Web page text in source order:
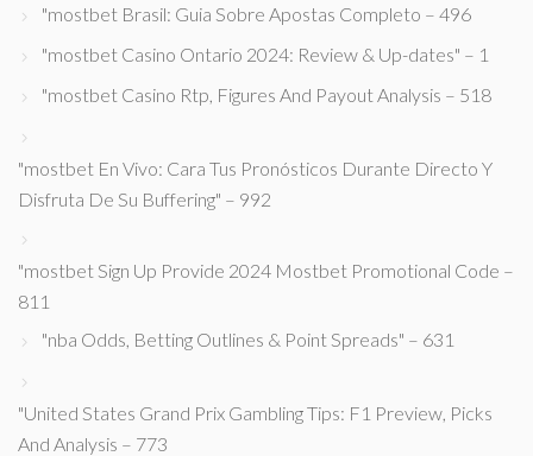
"mostbet Brasil: Guia Sobre Apostas Completo – 496
"mostbet Casino Ontario 2024: Review & Up-dates" – 1
"mostbet Casino Rtp, Figures And Payout Analysis – 518
"mostbet En Vivo: Cara Tus Pronósticos Durante Directo Y
Disfruta De Su Buffering" – 992
"mostbet Sign Up Provide 2024 Mostbet Promotional Code –
811
"nba Odds, Betting Outlines & Point Spreads" – 631
"United States Grand Prix Gambling Tips: F1 Preview, Picks
And Analysis – 773